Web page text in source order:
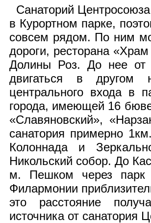
Санаторий
в Курортном парке,
совсем рядом. По ним
дороги, ресторана
Долины Роз. До нее от
двигаться в другом
центрального входа в
города, имеющей 16
«Славяновский»,
санатория примерно
Колоннада и
Никольский собор. До
м. Пешком через парк
Филармонии
это расстояние
источника от санатория